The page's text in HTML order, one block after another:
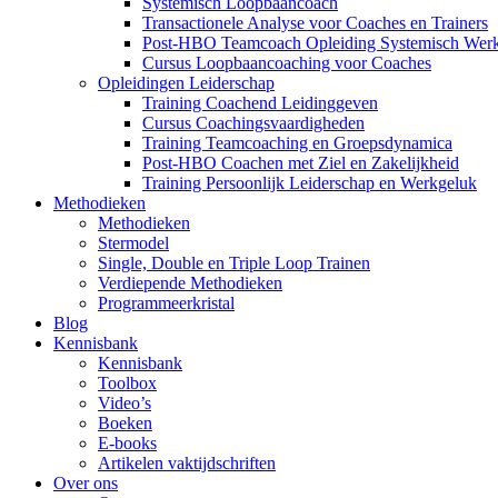
Transactionele Analyse voor Coaches en Trainers
Post-HBO Teamcoach Opleiding Systemisch
Cursus Loopbaancoaching voor Coaches
Opleidingen Leiderschap
Training Coachend Leidinggeven
Cursus Coachingsvaardigheden
Training Teamcoaching en Groepsdynamica
Post-HBO Coachen met Ziel en Zakelijkheid
Training Persoonlijk Leiderschap en Werkgeluk
Methodieken
Methodieken
Stermodel
Single, Double en Triple Loop Trainen
Verdiepende Methodieken
Programmeerkristal
Blog
Kennisbank
Kennisbank
Toolbox
Video’s
Boeken
E-books
Artikelen vaktijdschriften
Over ons